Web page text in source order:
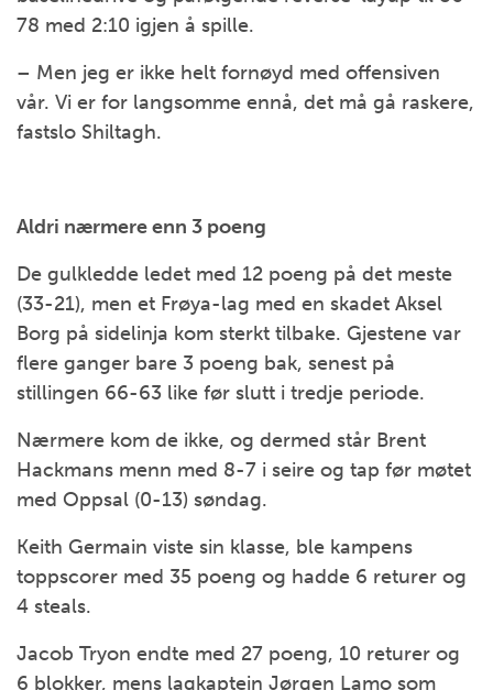
78 med 2:10 igjen å spille.
– Men jeg er ikke helt fornøyd med offensiven
vår. Vi er for langsomme ennå, det må gå raskere,
fastslo Shiltagh.
Aldri nærmere enn 3 poeng
De gulkledde ledet med 12 poeng på det meste
(33-21), men et Frøya-lag med en skadet Aksel
Borg på sidelinja kom sterkt tilbake. Gjestene var
flere ganger bare 3 poeng bak, senest på
stillingen 66-63 like før slutt i tredje periode.
Nærmere kom de ikke, og dermed står Brent
Hackmans menn med 8-7 i seire og tap før møtet
med Oppsal (0-13) søndag.
Keith Germain viste sin klasse, ble kampens
toppscorer med 35 poeng og hadde 6 returer og
4 steals.
Jacob Tryon endte med 27 poeng, 10 returer og
6 blokker, mens lagkaptein Jørgen Lamo som